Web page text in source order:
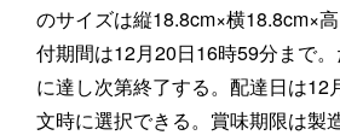
のサイズは縦18.8cm×横18.8cm×
付期間は12月20日16時59分まで
に達し次第終了する。配達日は12
文時に選択できる。賞味期限は製